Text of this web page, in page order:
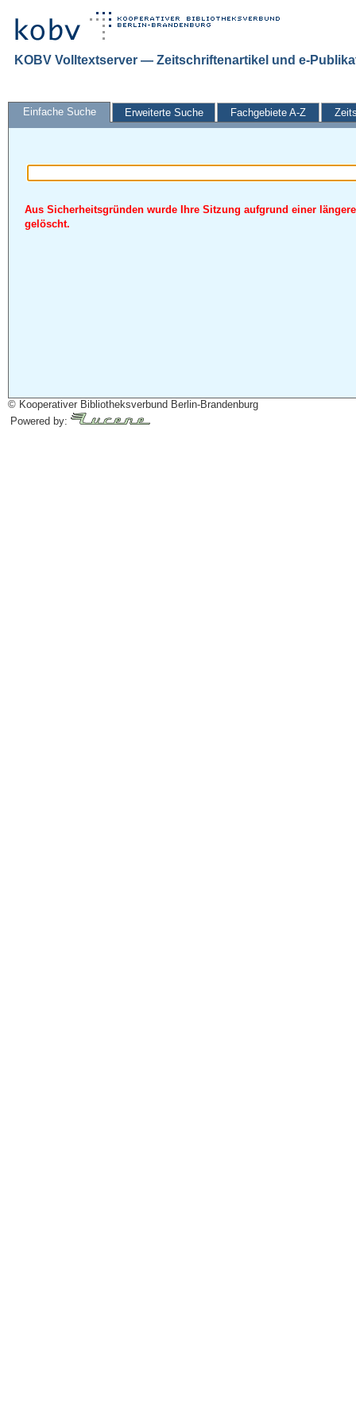
KOBV Volltextserver — Zeitschriftenartikel und e-
Einfache Suche Erweiterte Suche Fachgebiete A-Z
Aus Sicherheitsgründen wurde Ihre Sitzung aufgrund einer
gelöscht.
© Kooperativer Bibliotheksverbund Berlin-Brandenburg
Powered by: